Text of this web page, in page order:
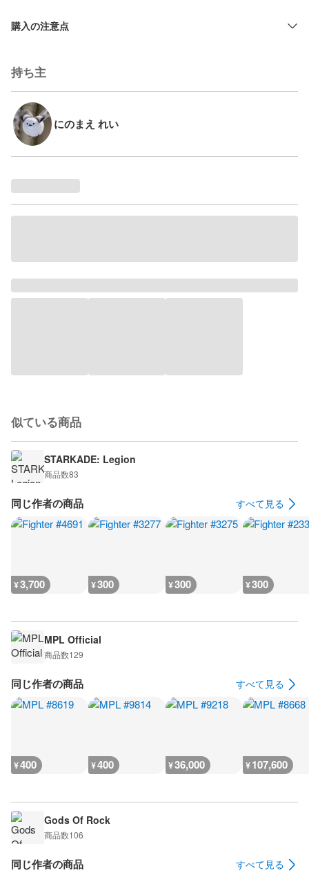
購入の注意点
持ち主
にのまえ れい
似ている商品
STARKADE: Legion
商品数83
同じ作者の商品 すべて見る
¥3,700 ¥300 ¥300 ¥300
MPL Official
商品数129
同じ作者の商品 すべて見る
¥400 ¥400 ¥36,000 ¥107,600
Gods Of Rock
商品数106
同じ作者の商品 すべて見る